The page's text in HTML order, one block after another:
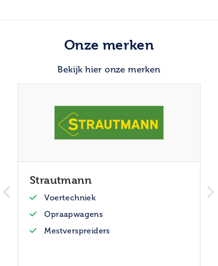
Onze merken
Bekijk hier onze merken
Strautmann
Voertechniek
Opraapwagens
Mestverspreiders